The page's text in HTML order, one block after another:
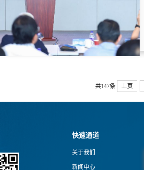
共147条 上页
快速通道
关于我们
新闻中心